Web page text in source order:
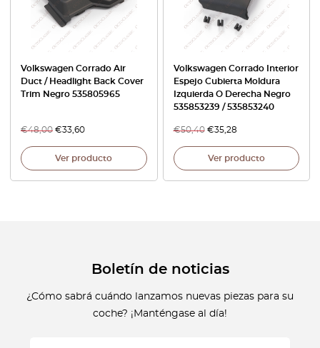
Volkswagen Corrado Air
Duct / Headlight Back Cover
Trim Negro 535805965
€48,00 €33,60
Ver producto
Volkswagen Corrado Interior
Espejo Cubierta Moldura
Izquierda O Derecha Negro
535853239 / 535853240
€50,40 €35,28
Ver producto
Boletín de noticias
¿Cómo sabrá cuándo lanzamos nuevas piezas para su
coche? ¡Manténgase al día!